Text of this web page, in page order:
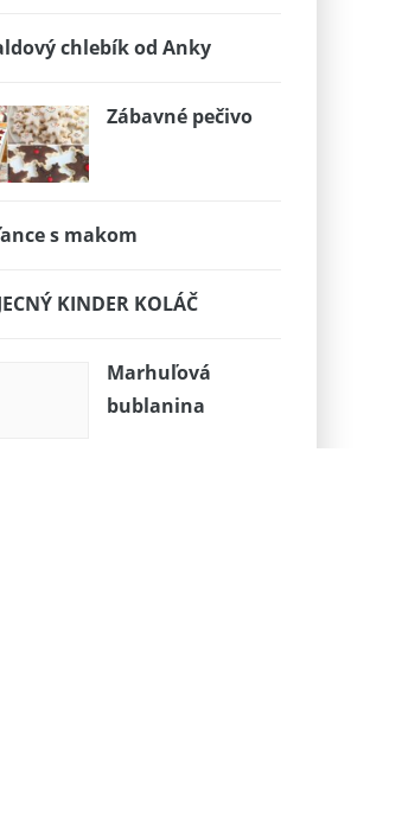
chlebík od Anky
Zábavné pečivo
s makom
KINDER KOLÁČ
Marhuľová
bublanina